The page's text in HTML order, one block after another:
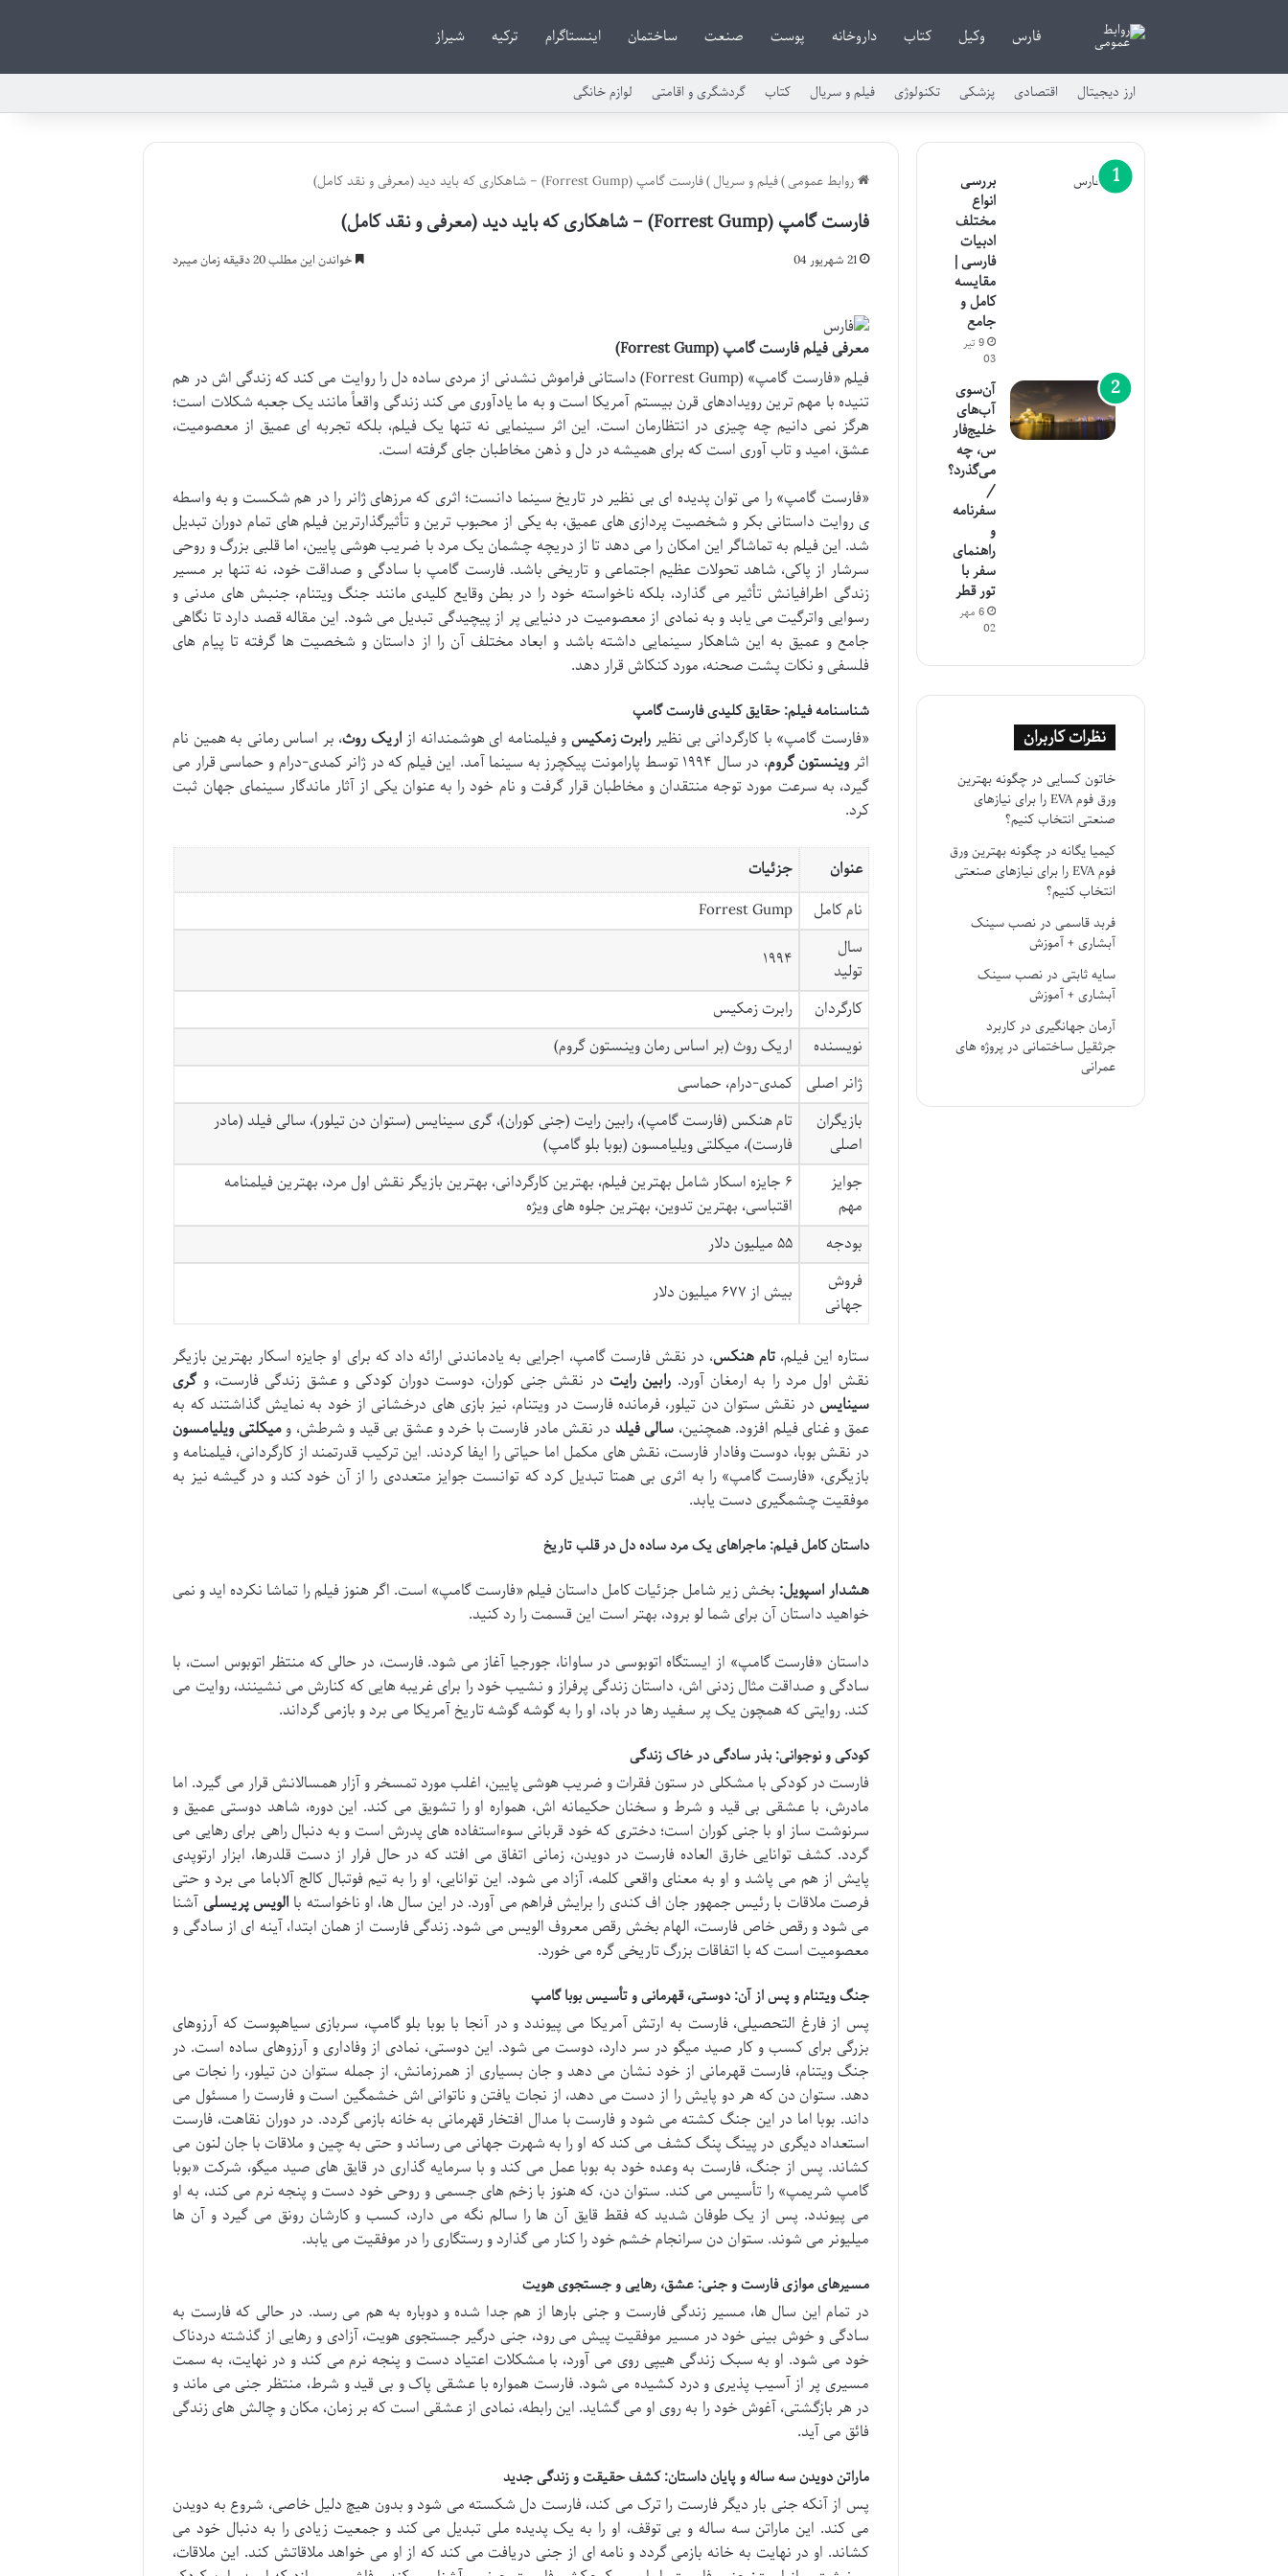
فارس وکیل کتاب داروخانه پوست صنعت ساختمان اینستاگرام ترکیه شیراز
ارز دیجیتال اقتصادی پزشکی تکنولوژی فیلم و سریال کتاب گردشگری و اقامتی لوازم خانگی
روابط عمومی)فیلم و سریال)فارست گامپ (Forrest Gump) – شاهکاری که باید دید (معرفی و نقد کامل)
فارست گامپ (Forrest Gump) – شاهکاری که باید دید (معرفی و نقد کامل)
21 شهریور 04 خواندن این مطلب 20 دقیقه زمان میبرد
معرفی فیلم فارست گامپ (Forrest Gump)
فیلم «فارست گامپ» (Forrest Gump) داستانی فراموش نشدنی از مردی ساده دل را روایت می کند که زندگی اش در هم
تنیده با مهم ترین رویدادهای قرن بیستم آمریکا است و به ما یادآوری می کند زندگی واقعاً مانند یک جعبه شکلات است؛
هرگز نمی دانیم چه چیزی در انتظارمان است. این اثر سینمایی نه تنها یک فیلم، بلکه تجربه ای عمیق از معصومیت،
عشق، امید و تاب آوری است که برای همیشه در دل و ذهن مخاطبان جای گرفته است.
«فارست گامپ» را می توان پدیده ای بی نظیر در تاریخ سینما دانست؛ اثری که مرزهای ژانر را در هم شکست و به واسطه
ی روایت داستانی بکر و شخصیت پردازی های عمیق، به یکی از محبوب ترین و تأثیرگذارترین فیلم های تمام دوران تبدیل
شد. این فیلم به تماشاگر این امکان را می دهد تا از دریچه چشمان یک مرد با ضریب هوشی پایین، اما قلبی بزرگ و روحی
سرشار از پاکی، شاهد تحولات عظیم اجتماعی و تاریخی باشد. فارست گامپ با سادگی و صداقت خود، نه تنها بر مسیر
زندگی اطرافیانش تأثیر می گذارد، بلکه ناخواسته خود را در بطن وقایع کلیدی مانند جنگ ویتنام، جنبش های مدنی و
رسوایی واترگیت می یابد و به نمادی از معصومیت در دنیایی پر از پیچیدگی تبدیل می شود. این مقاله قصد دارد تا نگاهی
جامع و عمیق به این شاهکار سینمایی داشته باشد و ابعاد مختلف آن را از داستان و شخصیت ها گرفته تا پیام های
فلسفی و نکات پشت صحنه، مورد کنکاش قرار دهد.
شناسنامه فیلم: حقایق کلیدی فارست گامپ
«فارست گامپ» با کارگردانی بی نظیر رابرت زمکیسو فیلمنامه ای هوشمندانه از اریک روث، بر اساس رمانی به همین نام
اثر وینستون گروم
، در سال ۱۹۹۴ توسط پارامونت پیکچرز به سینما آمد. این فیلم که در ژانر کمدی-درام و حماسی قرار می
گیرد، به سرعت مورد توجه منتقدان و مخاطبان قرار گرفت و نام خود را به عنوان یکی از آثار ماندگار سینمای جهان ثبت
کرد.
عنوان
جزئیات
نام کامل
Forrest Gump
سال
تولید
۱۹۹۴
کارگردان
رابرت زمکیس
نویسنده
اریک روث (بر اساس رمان وینستون گروم)
ژانر اصلی کمدی-درام، حماسی
بازیگران
اصلی
تام هنکس (فارست گامپ)، رابین رایت (جنی کوران)، گری سینایس (ستوان دن تیلور)، سالی فیلد (مادر
فارست)، میکلتی ویلیامسون (بوبا بلو گامپ)
جوایز
مهم
۶ جایزه اسکار شامل بهترین فیلم، بهترین کارگردانی، بهترین بازیگر نقش اول مرد، بهترین فیلمنامه
اقتباسی، بهترین تدوین، بهترین جلوه های ویژه
بودجه
۵۵ میلیون دلار
فروش
جهانی
بیش از ۶۷۷ میلیون دلار
ستاره این فیلم،تام هنکس، در نقش فارست گامپ، اجرایی به یادماندنی ارائه داد که برای او جایزه اسکار بهترین بازیگر
نقش اول مرد را به ارمغان آورد. رابین رایت در نقش جنی کوران، دوست دوران کودکی و عشق زندگی فارست، و گری
سینایس در نقش ستوان دن تیلور، فرمانده فارست در ویتنام، نیز بازی های درخشانی از خود به نمایش گذاشتند که به
عمق و غنای فیلم افزود. همچنین، سالی فیلد در نقش مادر فارست با خرد و عشق بی قید و شرطش، ومیکلتی ویلیامسون
در نقش بوبا، دوست وفادار فارست، نقش های مکمل اما حیاتی را ایفا کردند. این ترکیب قدرتمند از کارگردانی، فیلمنامه و
بازیگری، «فارست گامپ» را به اثری بی همتا تبدیل کرد که توانست جوایز متعددی را از آن خود کند و در گیشه نیز به
موفقیت چشمگیری دست یابد.
داستان کامل فیلم: ماجراهای یک مرد ساده دل در قلب تاریخ
هشدار اسپویل: بخش زیر شامل جزئیات کامل داستان فیلم «فارست گامپ» است. اگر هنوز فیلم را تماشا نکرده اید و نمی
خواهید داستان آن برای شما لو برود، بهتر است این قسمت را رد کنید.
داستان «فارست گامپ» از ایستگاه اتوبوسی در ساوانا، جورجیا آغاز می شود. فارست، در حالی که منتظر اتوبوس است، با
سادگی و صداقت مثال زدنی اش، داستان زندگی پرفراز و نشیب خود را برای غریبه هایی که کنارش می نشینند، روایت می
کند. روایتی که همچون یک پر سفید رها در باد، او را به گوشه گوشه تاریخ آمریکا می برد و بازمی گرداند.
کودکی و نوجوانی: بذر سادگی در خاک زندگی
فارست در کودکی با مشکلی در ستون فقرات و ضریب هوشی پایین، اغلب مورد تمسخر و آزار همسالانش قرار می گیرد. اما
مادرش، با عشقی بی قید و شرط و سخنان حکیمانه اش، همواره او را تشویق می کند. این دوره، شاهد دوستی عمیق و
سرنوشت ساز او با جنی کوران است؛ دختری که خود قربانی سوءاستفاده های پدرش است و به دنبال راهی برای رهایی می
گردد. کشف توانایی خارق العاده فارست در دویدن، زمانی اتفاق می افتد که در حال فرار از دست قلدرها، ابزار ارتوپدی
پایش از هم می پاشد و او به معنای واقعی کلمه، آزاد می شود. این توانایی، او را به تیم فوتبال کالج آلاباما می برد و حتی
فرصت ملاقات با رئیس جمهور جان اف کندی را برایش فراهم می آورد. در این سال ها، او ناخواسته با الویس پریسلیآشنا
می شود و رقص خاص فارست، الهام بخش رقص معروف الویس می شود. زندگی فارست از همان ابتدا، آینه ای از سادگی و
معصومیت است که با اتفاقات بزرگ تاریخی گره می خورد.
جنگ ویتنام و پس از آن: دوستی، قهرمانی و تأسیس بوبا گامپ
پس از فارغ التحصیلی، فارست به ارتش آمریکا می پیوندد و در آنجا با بوبا بلو گامپ، سربازی سیاهپوست که آرزوهای
بزرگی برای کسب و کار صید میگو در سر دارد، دوست می شود. این دوستی، نمادی از وفاداری و آرزوهای ساده است. در
جنگ ویتنام، فارست قهرمانی از خود نشان می دهد و جان بسیاری از همرزمانش، از جمله ستوان دن تیلور، را نجات می
دهد. ستوان دن که هر دو پایش را از دست می دهد، از نجات یافتن و ناتوانی اش خشمگین است و فارست را مسئول می
داند. بوبا اما در این جنگ کشته می شود و فارست با مدال افتخار قهرمانی به خانه بازمی گردد. در دوران نقاهت، فارست
استعداد دیگری در پینگ پنگ کشف می کند که او را به شهرت جهانی می رساند و حتی به چین و ملاقات با جان لنون می
کشاند. پس از جنگ، فارست به وعده خود به بوبا عمل می کند و با سرمایه گذاری در قایق های صید میگو، شرکت «بوبا
گامپ شریمپ» را تأسیس می کند. ستوان دن، که هنوز با زخم های جسمی و روحی خود دست و پنجه نرم می کند، به او
می پیوندد. پس از یک طوفان شدید که فقط قایق آن ها را سالم نگه می دارد، کسب و کارشان رونق می گیرد و آن ها
میلیونر می شوند. ستوان دن سرانجام خشم خود را کنار می گذارد و رستگاری را در موفقیت می یابد.
مسیرهای موازی فارست و جنی: عشق، رهایی و جستجوی هویت
در تمام این سال ها، مسیر زندگی فارست و جنی بارها از هم جدا شده و دوباره به هم می رسد. در حالی که فارست به
سادگی و خوش بینی خود در مسیر موفقیت پیش می رود، جنی درگیر جستجوی هویت، آزادی و رهایی از گذشته دردناک
خود می شود. او به سبک زندگی هیپی روی می آورد، با مشکلات اعتیاد دست و پنجه نرم می کند و در نهایت، به سمت
مسیری پر از آسیب پذیری و درد کشیده می شود. فارست همواره با عشقی پاک و بی قید و شرط، منتظر جنی می ماند و
در هر بازگشتی، آغوش خود را به روی او می گشاید. این رابطه، نمادی از عشقی است که بر زمان، مکان و چالش های زندگی
فائق می آید.
ماراتن دویدن سه ساله و پایان داستان: کشف حقیقت و زندگی جدید
پس از آنکه جنی بار دیگر فارست را ترک می کند، فارست دل شکسته می شود و بدون هیچ دلیل خاصی، شروع به دویدن
می کند. این ماراتن سه ساله و بی توقف، او را به یک پدیده ملی تبدیل می کند و جمعیت زیادی را به دنبال خود می
کشاند. او در نهایت به خانه بازمی گردد و نامه ای از جنی دریافت می کند که از او می خواهد ملاقاتش کند. این ملاقات،
بررسی
انواع
مختلف
ادبیات
فارسی |
مقایسه
کامل و
جامع
9 تیر
03
آن‌سوی
آب‌های
خلیج‌فار
س، چه
می‌گذرد؟
/
سفرنامه
و
راهنمای
سفر با
تور قطر
6 مهر
02
نظرات کاربران
خاتون کسایی درچگونه بهترین
ورق فوم EVA را برای نیازهای
صنعتی انتخاب کنیم؟
کیمیا یگانه درچگونه بهترین ورق
فوم EVA را برای نیازهای صنعتی
انتخاب کنیم؟
فربد قاسمی درنصب سینک
آبشاری + آموزش
سایه ثابتی درنصب سینک
آبشاری + آموزش
آرمان جهانگیری درکاربرد
جرثقیل ساختمانی در پروژه های
عمرانی